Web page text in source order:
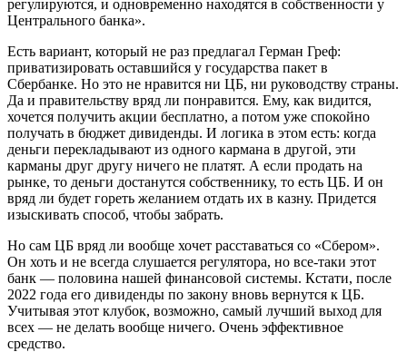
регулируются, и одновременно находятся в собственности у
Центрального банка».
Есть вариант, который не раз предлагал Герман Греф:
приватизировать оставшийся у государства пакет в
Сбербанке. Но это не нравится ни ЦБ, ни руководству страны.
Да и правительству вряд ли понравится. Ему, как видится,
хочется получить акции бесплатно, а потом уже спокойно
получать в бюджет дивиденды. И логика в этом есть: когда
деньги перекладывают из одного кармана в другой, эти
карманы друг другу ничего не платят. А если продать на
рынке, то деньги достанутся собственнику, то есть ЦБ. И он
вряд ли будет гореть желанием отдать их в казну. Придется
изыскивать способ, чтобы забрать.
Но сам ЦБ вряд ли вообще хочет расставаться со «Сбером».
Он хоть и не всегда слушается регулятора, но все-таки этот
банк — половина нашей финансовой системы. Кстати, после
2022 года его дивиденды по закону вновь вернутся к ЦБ.
Учитывая этот клубок, возможно, самый лучший выход для
всех — не делать вообще ничего. Очень эффективное
средство.